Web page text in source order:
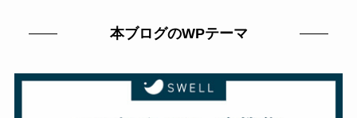
本ブログのWPテーマ